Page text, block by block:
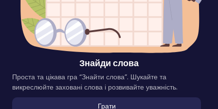
Знайди слова
Проста та цікава гра “Знайти слова”. Шукайте та
викреслюйте заховані слова і розвивайте уважність.
Грати